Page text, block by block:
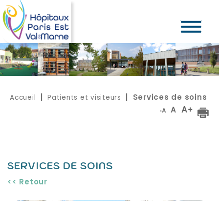
Accueil Patients et visiteurs | Services de soins
SERVICES DE SOINS
<< Retour